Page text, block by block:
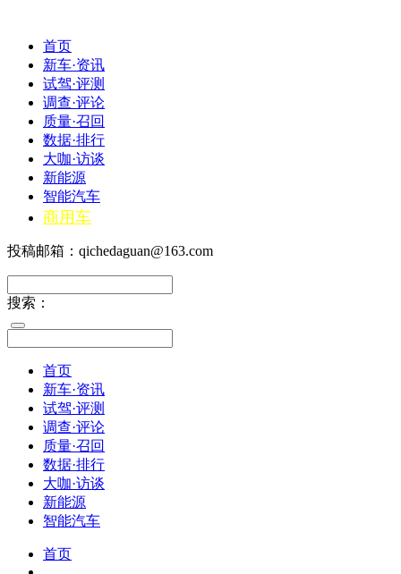
首页
新车·资讯
试驾·评测
调查·评论
质量·召回
数据·排行
大咖·访谈
新能源
智能汽车
商用车
投稿邮箱：qichedaguan@163.com
搜索：
首页
新车·资讯
试驾·评测
调查·评论
质量·召回
数据·排行
大咖·访谈
新能源
智能汽车
首页